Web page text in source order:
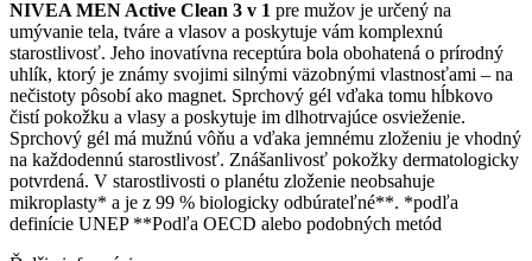
NIVEA MEN Active Clean 3 v 1 pre mužov je určený na
umývanie tela, tváre a vlasov a poskytuje vám komplexnú
starostlivosť. Jeho inovatívna receptúra ​​bola obohatená o prírodný
uhlík, ktorý je známy svojimi silnými väzobnými vlastnosťami – na
nečistoty pôsobí ako magnet. Sprchový gél vďaka tomu hĺbkovo
čistí pokožku a vlasy a poskytuje im dlhotrvajúce osvieženie.
Sprchový gél má mužnú vôňu a vďaka jemnému zloženiu je vhodný
na každodennú starostlivosť. Znášanlivosť pokožky dermatologicky
potvrdená. V starostlivosti o planétu zloženie neobsahuje
mikroplasty* a je z 99 % biologicky odbúrateľné**. *podľa
definície UNEP **Podľa OECD alebo podobných metód